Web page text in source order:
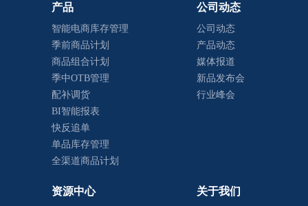
产品
智能电商库存管理
季前商品计划
商品组合计划
季中OTB管理
配补调货
BI智能报表
快反追单
单品库存管理
全渠道商品计划
公司动态
公司动态
产品动态
媒体报道
新品发布会
行业峰会
资源中心 关于我们